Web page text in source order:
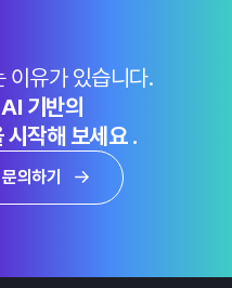
이유가 있습니다.
AI 기반의
시작해 보세요 .
의하기